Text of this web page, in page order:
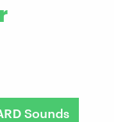
Sounds